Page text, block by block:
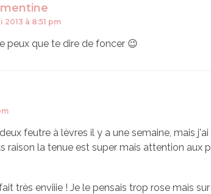
2013 à 8:51 pm
peux que te dire de foncer 😉
feutre à lèvres il y a une semaine, mais
raison la tenue est super mais attention aux
très enviiie ! Je le pensais trop rose mais